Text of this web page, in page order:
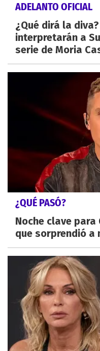
ADELANTO OFICIAL
¿Qué dirá la
interpretarán a
serie de Moria
¿QUÉ PASÓ?
Noche clave
que sorprendió a